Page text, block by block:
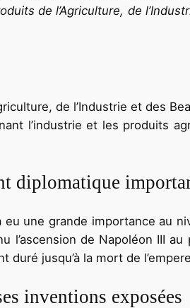
de l’Agriculture, de
de l’Industrie et des
l’industrie et les produits
diplomatique
une grande importance au
l’ascension de Napoléon III
duré jusqu’à la mort de
inventions exposées